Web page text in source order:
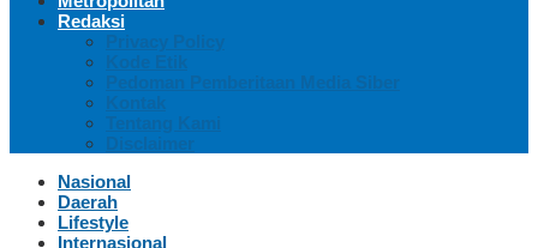
Redaksi
Privacy Policy
Kode Etik
Pedoman Pemberitaan Media Siber
Kontak
Tentang Kami
Disclaimer
Nasional
Daerah
Lifestyle
Internasional